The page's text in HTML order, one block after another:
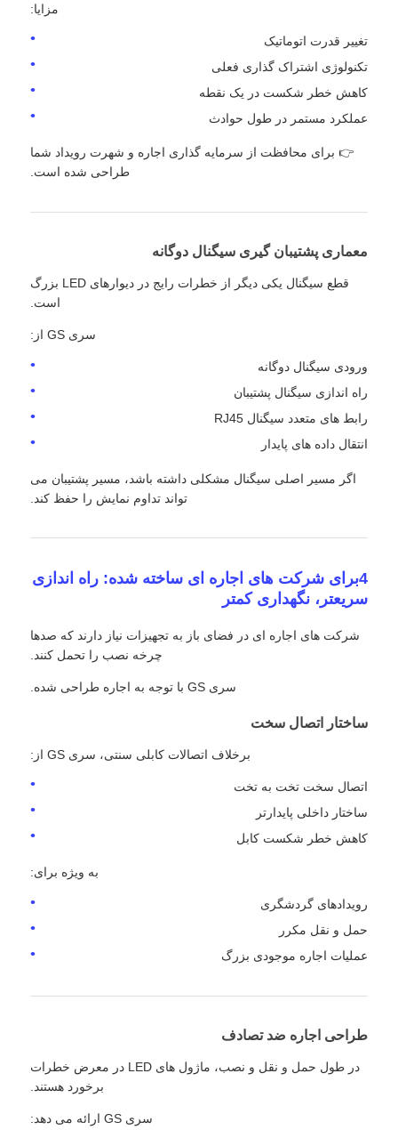
مزایا:
تغییر قدرت اتوماتیک
تکنولوژی اشتراک گذاری فعلی
کاهش خطر شکست در یک نقطه
عملکرد مستمر در طول حوادث
👉 برای محافظت از سرمایه گذاری اجاره و شهرت رویداد شما
طراحی شده است.
معماری پشتیبان گیری سیگنال دوگانه
قطع سیگنال یکی دیگر از خطرات رایج در دیوارهای LED بزرگ
است.
سری GS از:
ورودی سیگنال دوگانه
راه اندازی سیگنال پشتیبان
رابط های متعدد سیگنال RJ45
انتقال داده های پایدار
اگر مسیر اصلی سیگنال مشکلی داشته باشد، مسیر پشتیبان می
تواند تداوم نمایش را حفظ کند.
4برای شرکت های اجاره ای ساخته شده: راه اندازی
سریعتر، نگهداری کمتر
شرکت های اجاره ای در فضای باز به تجهیزات نیاز دارند که صدها
چرخه نصب را تحمل کنند.
سری GS با توجه به اجاره طراحی شده.
ساختار اتصال سخت
برخلاف اتصالات کابلی سنتی، سری GS از:
اتصال سخت تخت به تخت
ساختار داخلی پایدارتر
کاهش خطر شکست کابل
به ویژه برای:
رویدادهای گردشگری
حمل و نقل مکرر
عملیات اجاره موجودی بزرگ
طراحی اجاره ضد تصادف
در طول حمل و نقل و نصب، ماژول های LED در معرض خطرات
برخورد هستند.
سری GS ارائه می دهد: